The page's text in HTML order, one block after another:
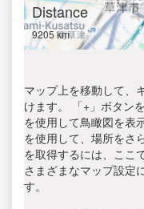
Distance
9205 km
マップ上を移動して、
けます。 「+」ボタン
を使用して鳥瞰図を表
を使用して、場所をさ
を取得するには、ここ
さまざまなマップ設定
す。